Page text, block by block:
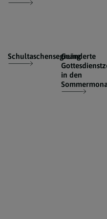
Schultaschensegnung
Geänderte
in den